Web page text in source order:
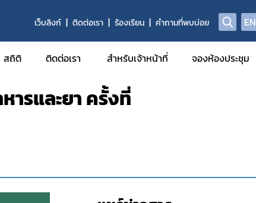
เว็บลิงก์ ติดต่อเรา ร้องเรียน คำถามที่พบบ่อย EN
สถิติ ติดต่อเรา สำหรับเจ้าหน้าที่ จองห้องประชุม
ารและยา ครั้งที่